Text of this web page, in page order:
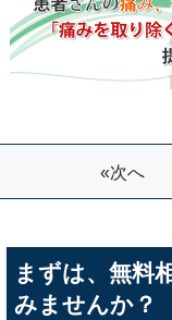
«次へ
まずは、無料
みませんか？